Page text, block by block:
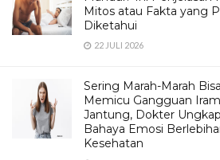
Mitos atau Fakta yang
Diketahui
22 JULI 2026
Sering Marah-Marah Bisa
Memicu Gangguan
Jantung, Dokter Ungkap
Bahaya Emosi
Kesehatan